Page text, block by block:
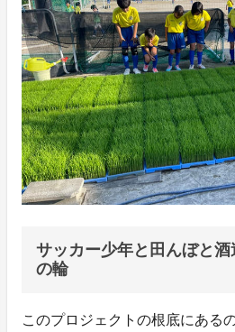
サッカー少年と田んぼと
の輪
このプロジェクトの根底にある